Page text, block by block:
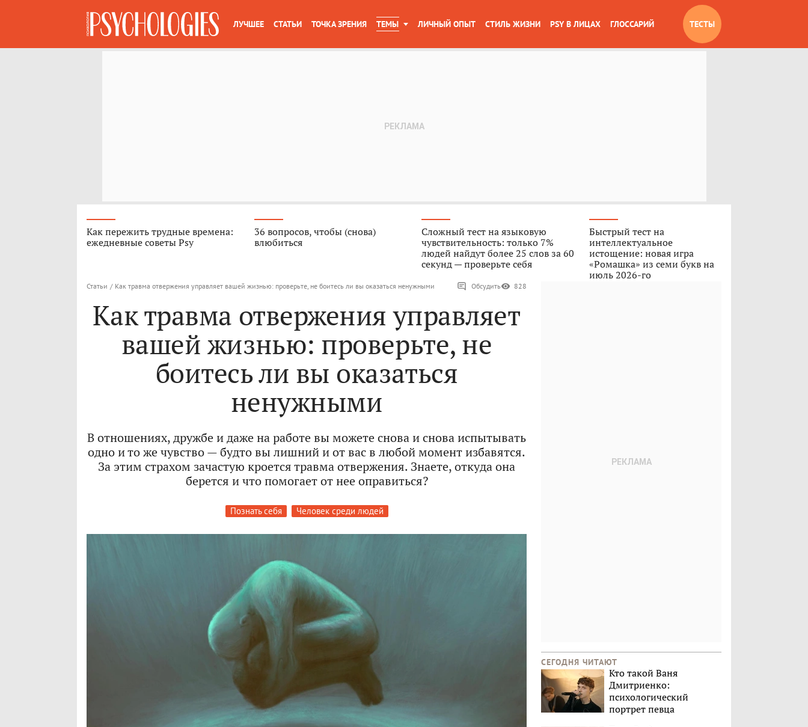
ЛУЧШЕЕ СТАТЬИ ТОЧКА ЗРЕНИЯ ТЕМЫ ЛИЧНЫЙ ОПЫТ СТИЛЬ ЖИЗНИ PSY В ЛИЦАХ ГЛОССАРИЙ ТЕСТЫ
Как пережить трудные времена:
ежедневные советы Psy
36 вопросов, чтобы (снова)
влюбиться
Сложный тест на языковую
чувствительность: только 7%
людей найдут более 25 слов за 60
секунд — проверьте себя
Быстрый тест на
интеллектуальное
истощение: новая игра
«Ромашка» из семи букв на
июль 2026-го
Статьи / Как травма отвержения управляет вашей жизнью: проверьте, не боитесь ли вы оказаться ненужными Обсудить 828
Как травма отвержения управляет
вашей жизнью: проверьте, не
боитесь ли вы оказаться
ненужными
В отношениях, дружбе и даже на работе вы можете снова и снова испытывать
одно и то же чувство — будто вы лишний и от вас в любой момент избавятся.
За этим страхом зачастую кроется травма отвержения. Знаете, откуда она
берется и что помогает от нее оправиться?
Познать себя Человек среди людей
СЕГОДНЯ ЧИТАЮТ
Кто такой Ваня
Дмитриенко:
психологический
портрет певца